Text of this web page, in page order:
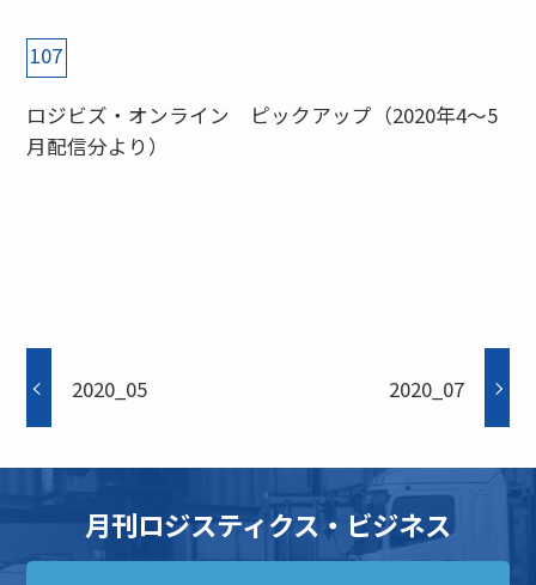
107
ロジビズ・オンライン ピックアップ（2020年4～5
月配信分より）
2020_05 2020_07
月刊ロジスティクス・ビジネス